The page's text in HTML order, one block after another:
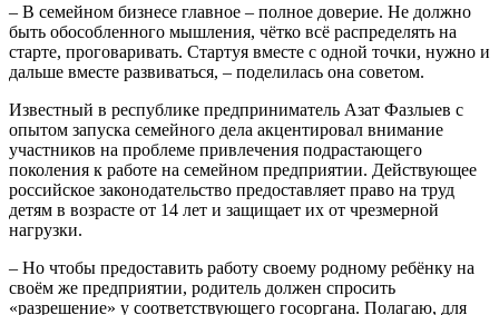
– В семейном бизнесе главное – полное доверие. Не должно
быть обособленного мышления, чётко всё распределять на
старте, проговаривать. Стартуя вместе с одной точки, нужно и
дальше вместе развиваться, – поделилась она советом.
Известный в республике предприниматель Азат Фазлыев с
опытом запуска семейного дела акцентировал внимание
участников на проблеме привлечения подрастающего
поколения к работе на семейном предприятии. Действующее
российское законодательство предоставляет право на труд
детям в возрасте от 14 лет и защищает их от чрезмерной
нагрузки.
– Но чтобы предоставить работу своему родному ребёнку на
своём же предприятии, родитель должен спросить
«разрешение» у соответствующего госоргана. Полагаю, для